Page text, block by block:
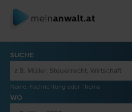
SUCHE
Name, Fachrichtung oder Thema
WO